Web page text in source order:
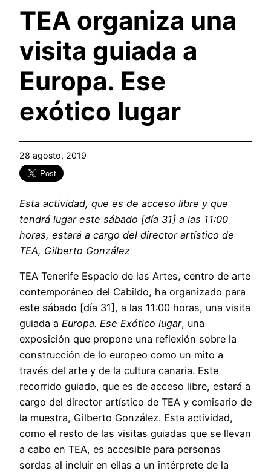
TEA organiza una
visita guiada a
Europa. Ese
exótico lugar
28 agosto, 2019
Esta actividad, que es de acceso libre y que
tendrá lugar este sábado [día 31] a las 11:00
horas, estará a cargo del director artístico de
TEA, Gilberto González
TEA Tenerife Espacio de las Artes, centro de arte
contemporáneo del Cabildo, ha organizado para
este sábado [día 31], a las 11:00 horas, una visita
guiada a Europa. Ese Exótico lugar, una
exposición que propone una reflexión sobre la
construcción de lo europeo como un mito a
través del arte y de la cultura canaria. Este
recorrido guiado, que es de acceso libre, estará a
cargo del director artístico de TEA y comisario de
la muestra, Gilberto González. Esta actividad,
como el resto de las visitas guiadas que se llevan
a cabo en TEA, es accesible para personas
sordas al incluir en ellas a un intérprete de la